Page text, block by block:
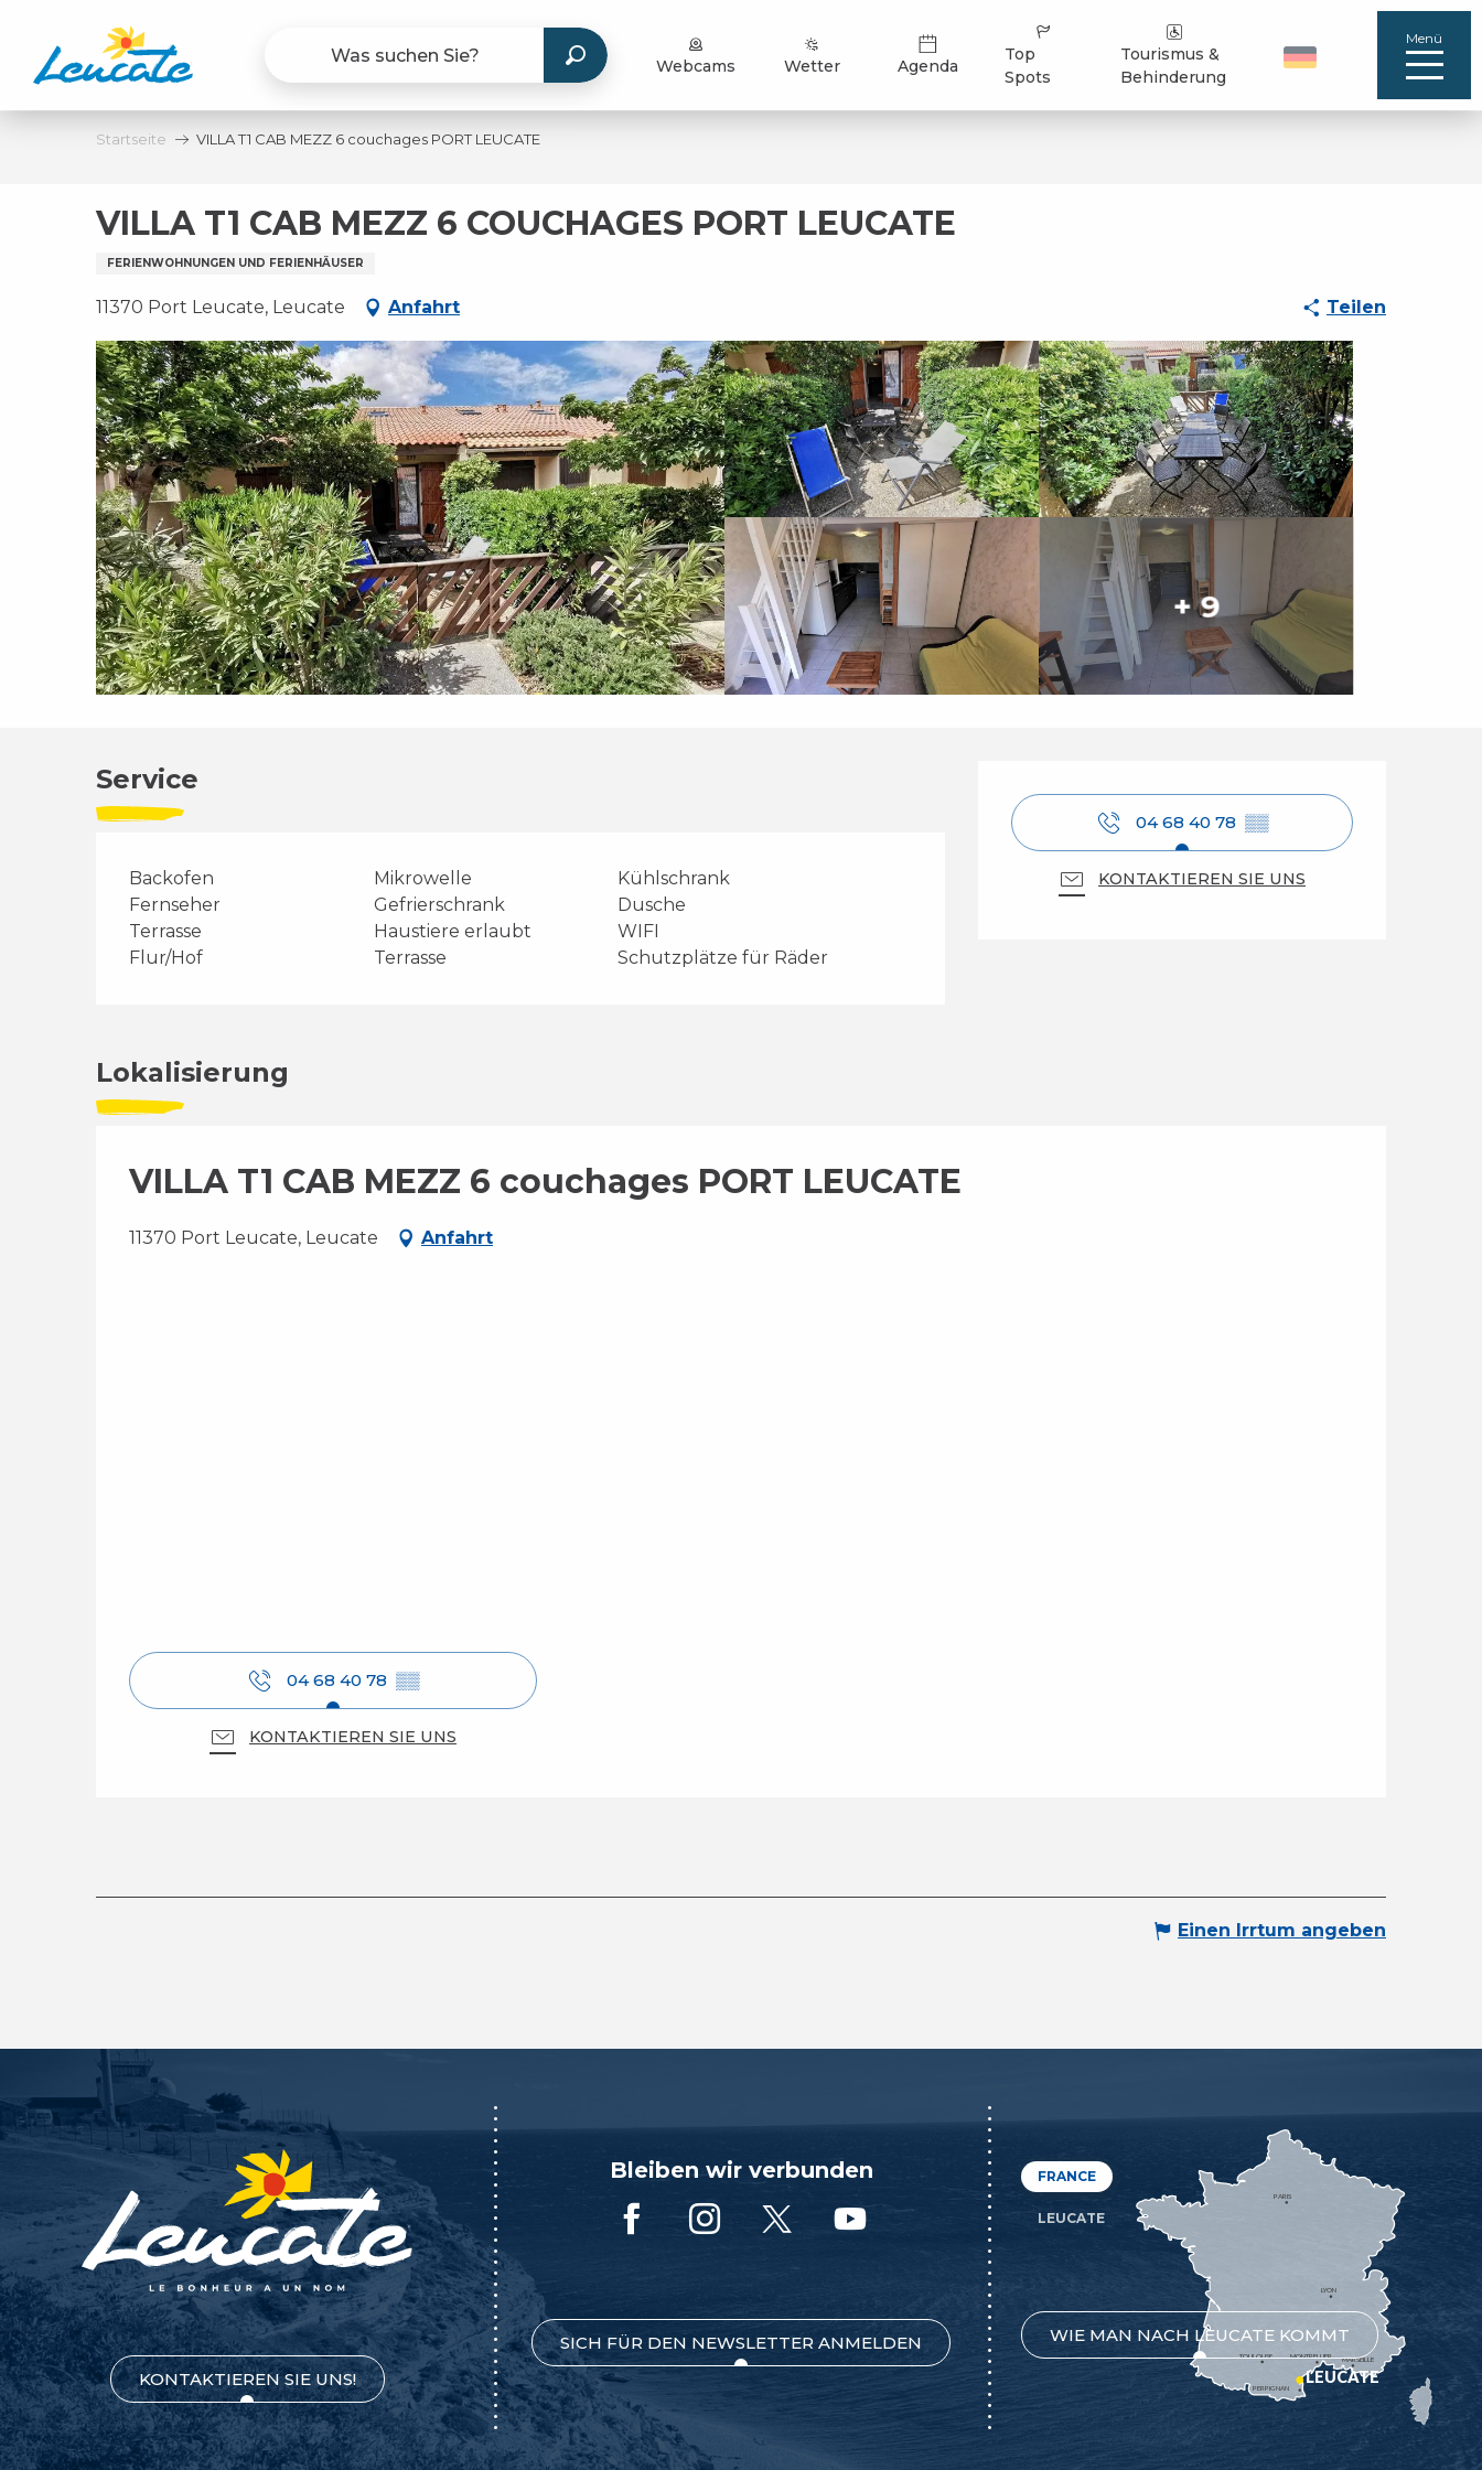
contenu
principal
Webcams Wetter Agenda
Top
Spots
Tourismus &
Behinderung
Menü
Startseite VILLA T1 CAB MEZZ 6 couchages PORT LEUCATE
VILLA T1 CAB MEZZ 6 COUCHAGES PORT LEUCATE
FERIENWOHNUNGEN UND FERIENHÄUSER
11370 Port Leucate, Leucate Anfahrt Teilen
+ 9
Öffnungszeiten &
04 68 40 78 ▒▒
KONTAKTIEREN SIE UNS
Service
Backofen Mikrowelle
Kühlschrank
Fernseher
Gefrierschrank
Dusche
Terrasse
Haustiere erlaubt
WIFI
Flur/Hof
Terrasse Schutzplätze für Räder
Lokalisierung
VILLA T1 CAB MEZZ 6 couchages PORT LEUCATE
11370 Port Leucate, Leucate Anfahrt
04 68 40 78 ▒▒
KONTAKTIEREN SIE UNS
Einen Irrtum angeben
KONTAKTIEREN SIE UNS!
Bleiben wir verbunden
SICH FÜR DEN NEWSLETTER ANMELDEN
FRANCE
LEUCATE
WIE MAN NACH LEUCATE KOMMT
MONTPELLIER
PERPIGNAN
MARSEILLE
TOULOUSE
LYON
PARIS
LEUCATE